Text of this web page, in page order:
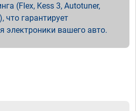
(Flex, Kess 3, Autotuner,
что гарантирует
электроники вашего авто.